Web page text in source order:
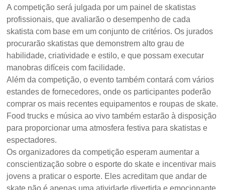
A competição será julgada por um painel de skatistas
profissionais, que avaliarão o desempenho de cada
skatista com base em um conjunto de critérios. Os jurados
procurarão skatistas que demonstrem alto grau de
habilidade, criatividade e estilo, e que possam executar
manobras difíceis com facilidade.
Além da competição, o evento também contará com vários
estandes de fornecedores, onde os participantes poderão
comprar os mais recentes equipamentos e roupas de skate.
Food trucks e música ao vivo também estarão à disposição
para proporcionar uma atmosfera festiva para skatistas e
espectadores.
Os organizadores da competição esperam aumentar a
conscientização sobre o esporte do skate e incentivar mais
jovens a praticar o esporte. Eles acreditam que andar de